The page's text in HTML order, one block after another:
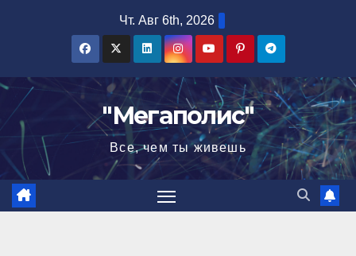
Чт. Авг 6th, 2026
"Мегаполис"
Все, чем ты живешь